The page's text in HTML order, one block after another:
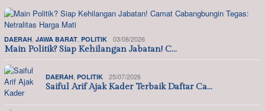
DAERAH JAWA BARAT POLITIK 03/08/2026
Main Politik? Siap Kehilangan Jabatan! C…
DAERAH POLITIK 25/07/2026
Saiful Arif Ajak Kader Terbaik Daftar Ca…